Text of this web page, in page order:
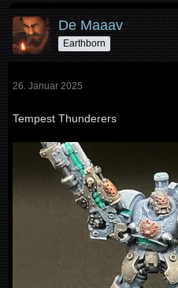
De Maaav
Earthborn
26. Januar 2025
Tempest Thunderers